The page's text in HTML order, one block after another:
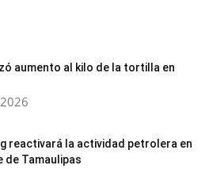
aumento al kilo de la tortilla en
reactivará la actividad petrolera en
de Tamaulipas